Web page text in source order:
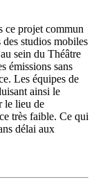
ce projet commun
studios mobiles
sein du Théâtre
émissions sans
Les équipes de
ainsi le
le lieu de
très faible. Ce qui
délai aux